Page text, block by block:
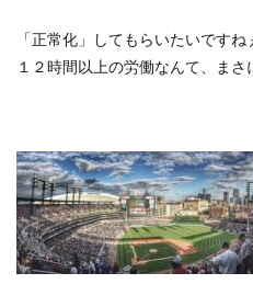
「正常化」してもらいたいですね
１２時間以上の労働なんて、まさ